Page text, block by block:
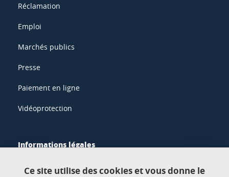
Réclamation
Emploi
Marchés publics
Presse
Paiement en ligne
Vidéoprotection
Informations légales
Ce site utilise des cookies et vous donne le